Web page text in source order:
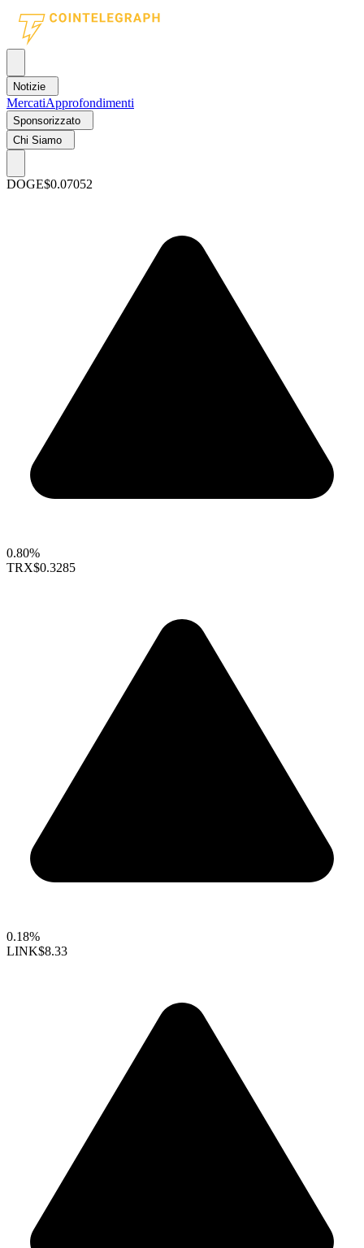
Notizie
MercatiApprofondimenti
Sponsorizzato
Chi Siamo
DOGE$0.07052
0.80%
TRX$0.3285
0.18%
LINK$8.33